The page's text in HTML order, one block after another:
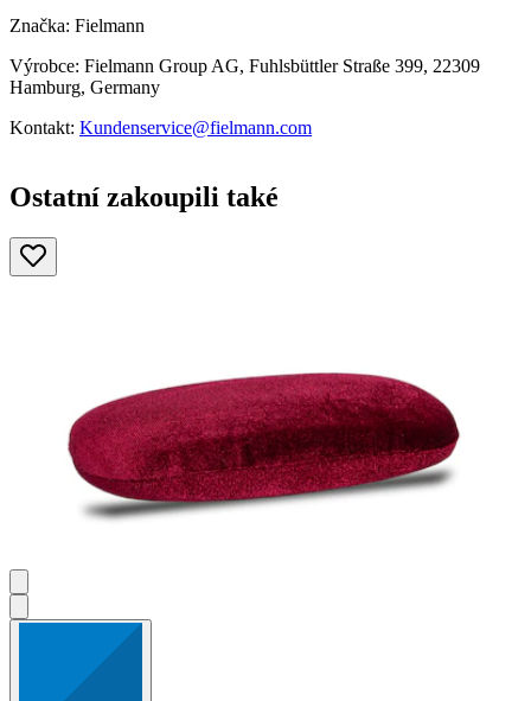
Značka: Fielmann
Výrobce: Fielmann Group AG, Fuhlsbüttler Straße 399, 22309
Hamburg, Germany
Kontakt: Kundenservice@fielmann.com
Ostatní zakoupili také